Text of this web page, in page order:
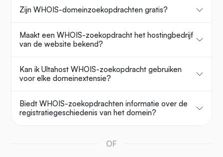
Zijn WHOIS-domeinzoekopdrachten gratis?
Maakt een WHOIS-zoekopdracht het hostingbedrijf
van de website bekend?
Kan ik Ultahost WHOIS-zoekopdracht gebruiken
voor elke domeinextensie?
Biedt WHOIS-zoekopdrachten informatie over de
registratiegeschiedenis van het domein?
OF